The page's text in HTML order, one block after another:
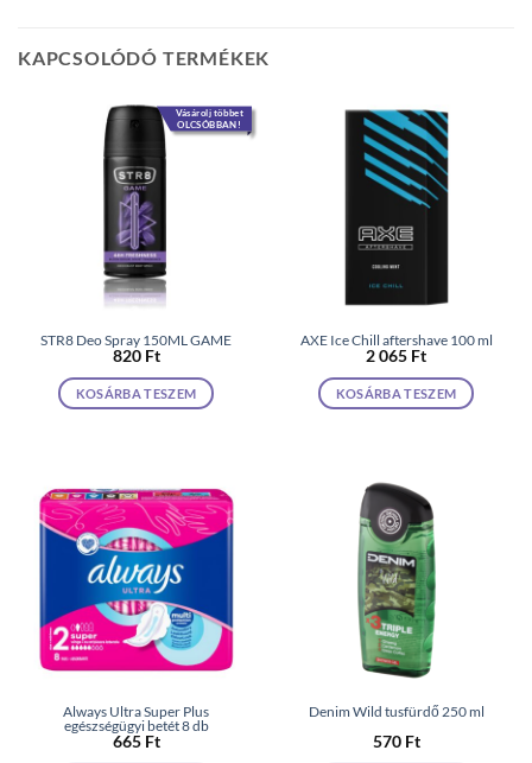
KAPCSOLÓDÓ TERMÉKEK
Vásárolj többet
OLCSÓBBAN!
STR8 Deo Spray 150ML GAME
820 Ft
KOSÁRBA TESZEM
AXE Ice Chill aftershave 100 ml
2 065 Ft
KOSÁRBA TESZEM
Always Ultra Super Plus
egészségügyi betét 8 db
665 Ft
Denim Wild tusfürdő 250 ml
570 Ft